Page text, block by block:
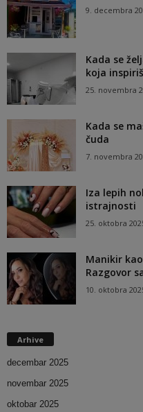
9. decembra
Kada se
koja
25. novembra
Kada se
čuda
7. novembra
Iza lepih
istrajnosti
25. oktobra
Manikir
Razgovor
10. oktobra
Arhive
decembar 2025
novembar 2025
oktobar 2025